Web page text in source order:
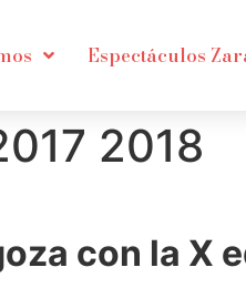
Espectáculos
2018
con la X